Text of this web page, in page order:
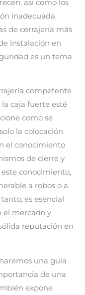
así como los
inadecuada.
de cerrajería más
instalación en
es un tema
competente
caja fuerte esté
como se
la colocación
el conocimiento
de cierre y
conocimiento,
a robos o a
es esencial
el mercado y
reputación en
una guía
de una
expone